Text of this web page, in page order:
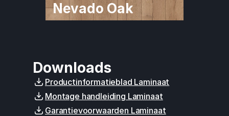
Nevado Oak
Downloads
Productinformatieblad Laminaat
Montage handleiding Laminaat
Garantievoorwaarden Laminaat